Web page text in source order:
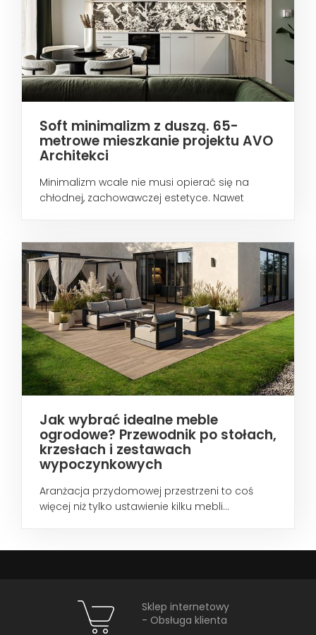
Soft minimalizm z duszą. 65-
metrowe mieszkanie projektu AVO
Architekci
Minimalizm wcale nie musi opierać się na
chłodnej, zachowawczej estetyce. Nawet
Jak wybrać idealne meble
ogrodowe? Przewodnik po stołach,
krzesłach i zestawach
wypoczynkowych
Aranżacja przydomowej przestrzeni to coś
więcej niż tylko ustawienie kilku mebli...
Sklep internetowy
- Obsługa klienta